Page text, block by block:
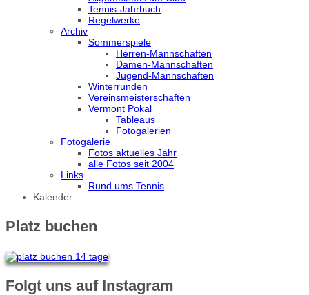
Tennis-Jahrbuch
Regelwerke
Archiv
Sommerspiele
Herren-Mannschaften
Damen-Mannschaften
Jugend-Mannschaften
Winterrunden
Vereinsmeisterschaften
Vermont Pokal
Tableaus
Fotogalerien
Fotogalerie
Fotos aktuelles Jahr
alle Fotos seit 2004
Links
Rund ums Tennis
Kalender
Platz buchen
Folgt uns auf Instagram